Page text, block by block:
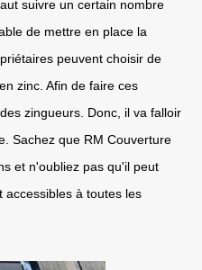
suivre un certain nombre
de mettre en place la
peuvent choisir de
zinc. Afin de faire ces
zingueurs. Donc, il va falloir
Sachez que RM Couverture
et n'oubliez pas qu'il peut
accessibles à toutes les